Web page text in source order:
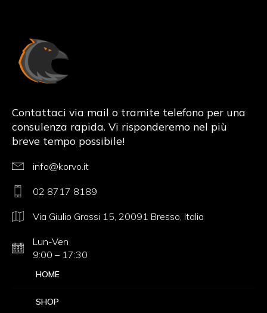
Contattaci via mail o tramite telefono per una
consulenza rapida. Vi risponderemo nel più
breve tempo possibile!
info@korvo.it
02 8717 8189
Via Giulio Grassi 15, 20091 Bresso, Italia
Lun-Ven
9:00 – 17:30
HOME
SHOP